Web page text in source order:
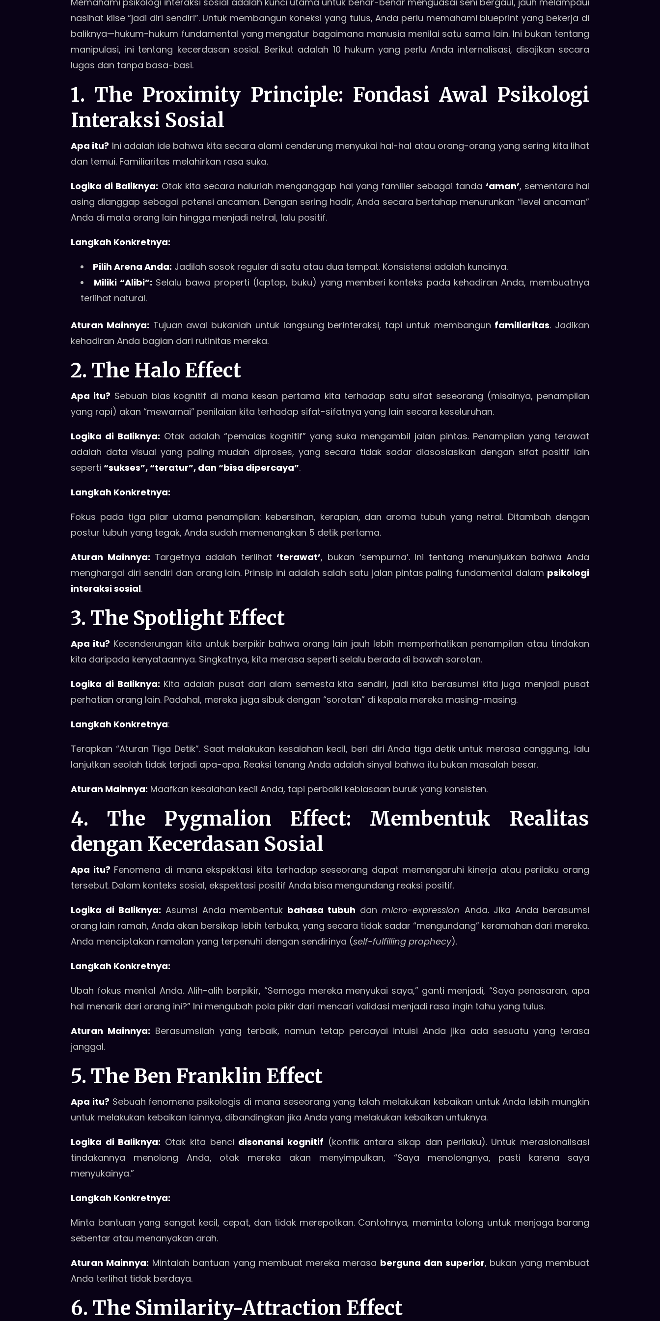
nasihat klise “jadi diri sendiri”. Untuk membangun koneksi yang tulus, Anda perlu memahami blueprint yang bekerja di
baliknya—hukum-hukum fundamental yang mengatur bagaimana manusia menilai satu sama lain. Ini bukan tentang
manipulasi, ini tentang kecerdasan sosial. Berikut adalah 10 hukum yang perlu Anda internalisasi, disajikan secara
lugas dan tanpa basa-basi.
1. The Proximity Principle: Fondasi Awal Psikologi
Interaksi Sosial
Apa itu? Ini adalah ide bahwa kita secara alami cenderung menyukai hal-hal atau orang-orang yang sering kita lihat
dan temui. Familiaritas melahirkan rasa suka.
Logika di Baliknya: Otak kita secara naluriah menganggap hal yang familier sebagai tanda ‘aman’, sementara hal
asing dianggap sebagai potensi ancaman. Dengan sering hadir, Anda secara bertahap menurunkan “level ancaman”
Anda di mata orang lain hingga menjadi netral, lalu positif.
Langkah Konkretnya:
Pilih Arena Anda: Jadilah sosok reguler di satu atau dua tempat. Konsistensi adalah kuncinya.
Miliki “Alibi”: Selalu bawa properti (laptop, buku) yang memberi konteks pada kehadiran Anda, membuatnya
terlihat natural.
Aturan Mainnya: Tujuan awal bukanlah untuk langsung berinteraksi, tapi untuk membangun familiaritas. Jadikan
kehadiran Anda bagian dari rutinitas mereka.
2. The Halo Effect
Apa itu? Sebuah bias kognitif di mana kesan pertama kita terhadap satu sifat seseorang (misalnya, penampilan
yang rapi) akan “mewarnai” penilaian kita terhadap sifat-sifatnya yang lain secara keseluruhan.
Logika di Baliknya: Otak adalah “pemalas kognitif” yang suka mengambil jalan pintas. Penampilan yang terawat
adalah data visual yang paling mudah diproses, yang secara tidak sadar diasosiasikan dengan sifat positif lain
seperti “sukses”, “teratur”, dan “bisa dipercaya”.
Langkah Konkretnya:
Fokus pada tiga pilar utama penampilan: kebersihan, kerapian, dan aroma tubuh yang netral. Ditambah dengan
postur tubuh yang tegak, Anda sudah memenangkan 5 detik pertama.
Aturan Mainnya: Targetnya adalah terlihat‘terawat’, bukan ‘sempurna’. Ini tentang menunjukkan bahwa Anda
menghargai diri sendiri dan orang lain. Prinsip ini adalah salah satu jalan pintas paling fundamental dalam psikologi
interaksi sosial.
3. The Spotlight Effect
Apa itu? Kecenderungan kita untuk berpikir bahwa orang lain jauh lebih memperhatikan penampilan atau tindakan
kita daripada kenyataannya. Singkatnya, kita merasa seperti selalu berada di bawah sorotan.
Logika di Baliknya: Kita adalah pusat dari alam semesta kita sendiri, jadi kita berasumsi kita juga menjadi pusat
perhatian orang lain. Padahal, mereka juga sibuk dengan “sorotan” di kepala mereka masing-masing.
Langkah Konkretnya:
Terapkan “Aturan Tiga Detik”. Saat melakukan kesalahan kecil, beri diri Anda tiga detik untuk merasa canggung, lalu
lanjutkan seolah tidak terjadi apa-apa. Reaksi tenang Anda adalah sinyal bahwa itu bukan masalah besar.
Aturan Mainnya: Maafkan kesalahan kecil Anda, tapi perbaiki kebiasaan buruk yang konsisten.
4. The Pygmalion Effect: Membentuk Realitas
dengan Kecerdasan Sosial
Apa itu? Fenomena di mana ekspektasi kita terhadap seseorang dapat memengaruhi kinerja atau perilaku orang
tersebut. Dalam konteks sosial, ekspektasi positif Anda bisa mengundang reaksi positif.
Logika di Baliknya: Asumsi Anda membentuk bahasa tubuh danmicro-expression Anda. Jika Anda berasumsi
orang lain ramah, Anda akan bersikap lebih terbuka, yang secara tidak sadar “mengundang” keramahan dari mereka.
Anda menciptakan ramalan yang terpenuhi dengan sendirinya (self-fulfilling prophecy).
Langkah Konkretnya:
Ubah fokus mental Anda. Alih-alih berpikir, “Semoga mereka menyukai saya,” ganti menjadi, “Saya penasaran, apa
hal menarik dari orang ini?” Ini mengubah pola pikir dari mencari validasi menjadi rasa ingin tahu yang tulus.
Aturan Mainnya: Berasumsilah yang terbaik, namun tetap percayai intuisi Anda jika ada sesuatu yang terasa
janggal.
5. The Ben Franklin Effect
Apa itu? Sebuah fenomena psikologis di mana seseorang yang telah melakukan kebaikan untuk Anda lebih mungkin
untuk melakukan kebaikan lainnya, dibandingkan jika Anda yang melakukan kebaikan untuknya.
Logika di Baliknya: Otak kita benci disonansi kognitif (konflik antara sikap dan perilaku). Untuk merasionalisasi
tindakannya menolong Anda, otak mereka akan menyimpulkan, “Saya menolongnya, pasti karena saya
menyukainya.”
Langkah Konkretnya:
Minta bantuan yang sangat kecil, cepat, dan tidak merepotkan. Contohnya, meminta tolong untuk menjaga barang
sebentar atau menanyakan arah.
Aturan Mainnya: Mintalah bantuan yang membuat mereka merasa berguna dan superior, bukan yang membuat
Anda terlihat tidak berdaya.
6. The Similarity-Attraction Effect